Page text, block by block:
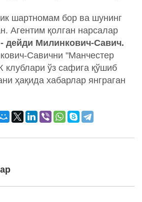
шартномам бор ва шунинг
Агентим қолган нарсалар
- дейди Милинкович-Савич.
Савични "Манчестер
ўз сафига қўшиб
ҳақида хабарлар янграган